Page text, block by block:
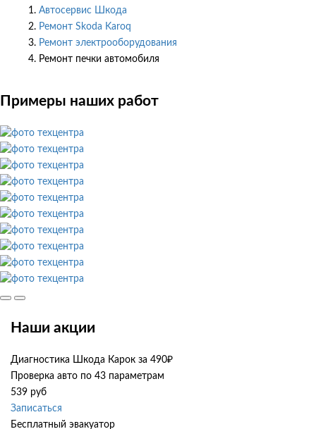
Автосервис Шкода
Ремонт Skoda Karoq
Ремонт электрооборудования
Ремонт печки автомобиля
Примеры наших работ
Наши акции
Диагностика Шкода Карок за 490₽
Проверка авто по 43 параметрам
539 руб
Записаться
Бесплатный эвакуатор